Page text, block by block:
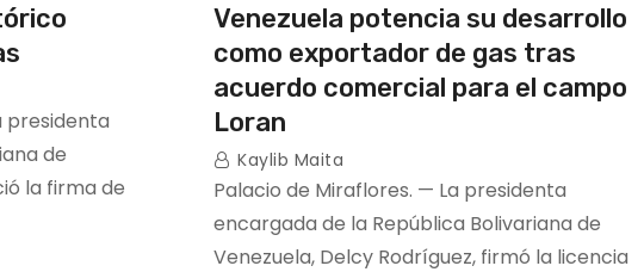
presidenta
de
la firma de
Venezuela potencia su desarrollo
como exportador de gas tras
acuerdo comercial para el campo
Loran
Kaylib Maita
Palacio de Miraflores. — La presidenta
encargada de la República Bolivariana de
Venezuela, Delcy Rodríguez, firmó la licencia